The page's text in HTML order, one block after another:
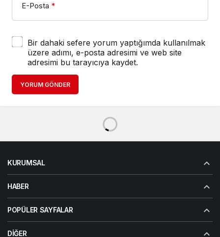
E-Posta *
Bir dahaki sefere yorum yaptığımda kullanılmak
üzere adımı, e-posta adresimi ve web site
adresimi bu tarayıcıya kaydet.
YORUM GÖNDER
KURUMSAL
HABER
POPÜLER SAYFALAR
DIĞER